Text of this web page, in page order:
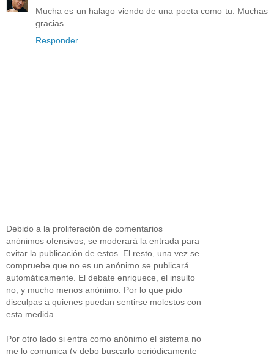
Mucha es un halago viendo de una poeta como tu. Muchas
gracias.
Responder
Debido a la proliferación de comentarios
anónimos ofensivos, se moderará la entrada para
evitar la publicación de estos. El resto, una vez se
compruebe que no es un anónimo se publicará
automáticamente. El debate enriquece, el insulto
no, y mucho menos anónimo. Por lo que pido
disculpas a quienes puedan sentirse molestos con
esta medida.
Por otro lado si entra como anónimo el sistema no
me lo comunica (y debo buscarlo periódicamente